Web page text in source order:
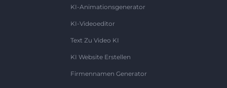
KI-Animationsgenerator
KI-Videoeditor
Text Zu Video KI
KI Website Erstellen
Firmennamen Generator